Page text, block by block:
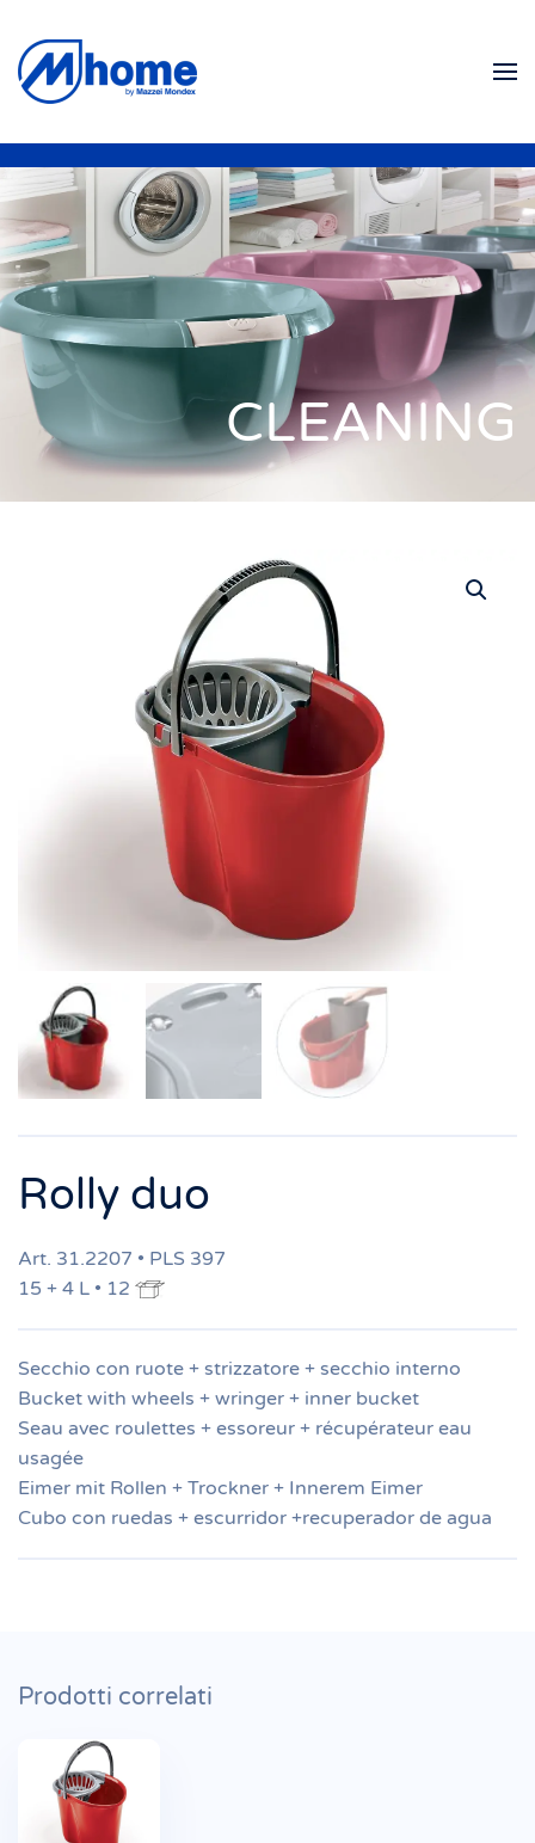
Skip to main content
CLEANING
Rolly duo
Art. 31.2207 • PLS 397
15 + 4 L • 12
Secchio con ruote + strizzatore + secchio interno
Bucket with wheels + wringer + inner bucket
Seau avec roulettes + essoreur + récupérateur eau
usagée
Eimer mit Rollen + Trockner + Innerem Eimer
Cubo con ruedas + escurridor +recuperador de agua
Prodotti correlati